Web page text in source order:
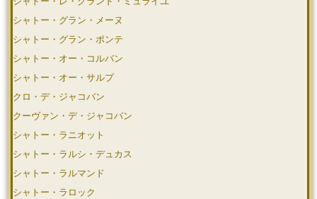
シャトー・グラン・メーヌ
シャトー・グラン・ポンテ
シャトー・オー・コルバン
シャトー・オー・サルプ
クロ・デ・ジャコバン
クーヴァン・デ・ジャコバン
シャトー・ラニオット
シャトー・ラルシ・デュカス
シャトー・ラルマンド
シャトー・ラロック